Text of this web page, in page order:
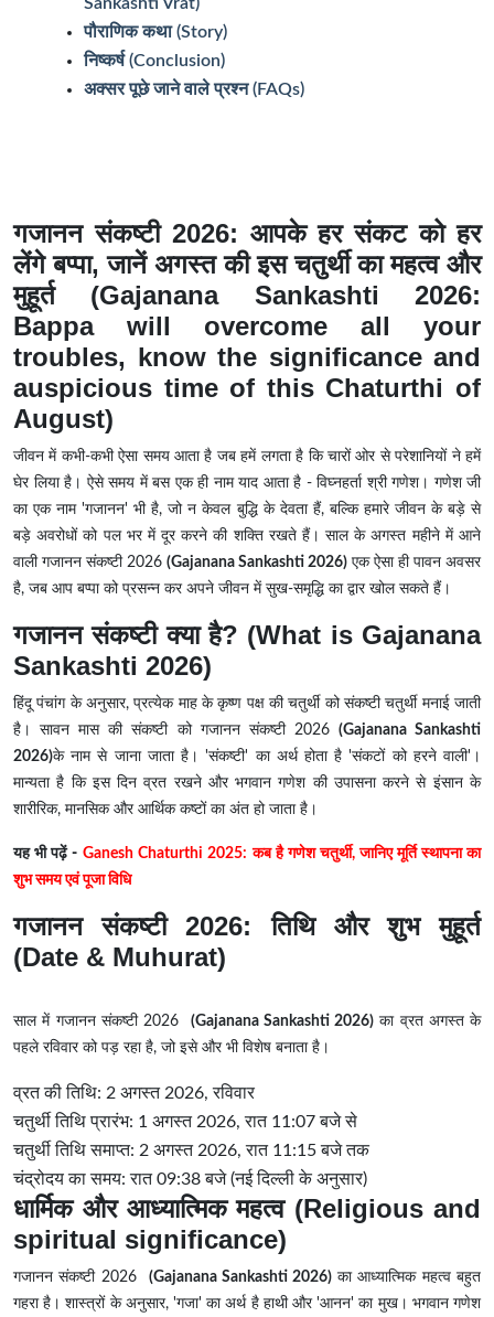
Sankashti Vrat)
पौराणिक कथा (Story)
निष्कर्ष (Conclusion)
अक्सर पूछे जाने वाले प्रश्न (FAQs)
गजानन संकष्टी 2026: आपके हर संकट को हर
लेंगे बप्पा, जानें अगस्त की इस चतुर्थी का महत्व और
मुहूर्त (Gajanana Sankashti 2026:
Bappa will overcome all your
troubles, know the significance and
auspicious time of this Chaturthi of
August)
जीवन में कभी-कभी ऐसा समय आता है जब हमें लगता है कि चारों ओर से परेशानियों ने हमें
घेर लिया है। ऐसे समय में बस एक ही नाम याद आता है - विघ्नहर्ता श्री गणेश। गणेश जी
का एक नाम 'गजानन' भी है, जो न केवल बुद्धि के देवता हैं, बल्कि हमारे जीवन के बड़े से
बड़े अवरोधों को पल भर में दूर करने की शक्ति रखते हैं। साल के अगस्त महीने में आने
वाली गजानन संकष्टी 2026 (Gajanana Sankashti 2026) एक ऐसा ही पावन अवसर
है, जब आप बप्पा को प्रसन्न कर अपने जीवन में सुख-समृद्धि का द्वार खोल सकते हैं।
गजानन संकष्टी क्या है? (What is Gajanana
Sankashti 2026)
हिंदू पंचांग के अनुसार, प्रत्येक माह के कृष्ण पक्ष की चतुर्थी को संकष्टी चतुर्थी मनाई जाती
है। सावन मास की संकष्टी को गजानन संकष्टी 2026 (Gajanana Sankashti
2026)के नाम से जाना जाता है। 'संकष्टी' का अर्थ होता है 'संकटों को हरने वाली'।
मान्यता है कि इस दिन व्रत रखने और भगवान गणेश की उपासना करने से इंसान के
शारीरिक, मानसिक और आर्थिक कष्टों का अंत हो जाता है।
यह भी पढ़ें - Ganesh Chaturthi 2025: कब है गणेश चतुर्थी, जानिए मूर्ति स्थापना का
शुभ समय एवं पूजा विधि
गजानन संकष्टी 2026: तिथि और शुभ मुहूर्त
(Date & Muhurat)
साल में गजानन संकष्टी 2026 (Gajanana Sankashti 2026) का व्रत अगस्त के
पहले रविवार को पड़ रहा है, जो इसे और भी विशेष बनाता है।
व्रत की तिथि: 2 अगस्त 2026, रविवार
चतुर्थी तिथि प्रारंभ: 1 अगस्त 2026, रात 11:07 बजे से
चतुर्थी तिथि समाप्त: 2 अगस्त 2026, रात 11:15 बजे तक
चंद्रोदय का समय: रात 09:38 बजे (नई दिल्ली के अनुसार)
धार्मिक और आध्यात्मिक महत्व (Religious and
spiritual significance)
गजानन संकष्टी 2026 (Gajanana Sankashti 2026) का आध्यात्मिक महत्व बहुत
गहरा है। शास्त्रों के अनुसार, 'गजा' का अर्थ है हाथी और 'आनन' का मुख। भगवान गणेश